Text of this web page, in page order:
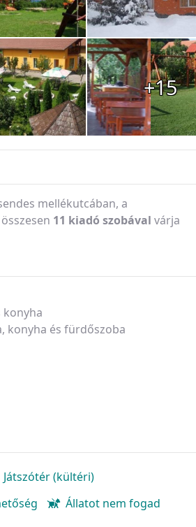
+15
mellékutcában, a
11 kiadó szobával várja
konyha
konyha és fürdőszoba
Játszótér (kültéri)
Állatot nem fogad